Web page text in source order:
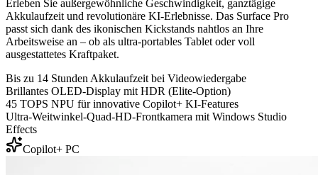
Erleben Sie außergewöhnliche Geschwindigkeit, ganztägige
Akkulaufzeit und revolutionäre KI-Erlebnisse. Das Surface Pro
passt sich dank des ikonischen Kickstands nahtlos an Ihre
Arbeitsweise an – ob als ultra-portables Tablet oder voll
ausgestattetes Kraftpaket.
Bis zu 14 Stunden Akkulaufzeit bei Videowiedergabe
Brillantes OLED-Display mit HDR (Elite-Option)
45 TOPS NPU für innovative Copilot+ KI-Features
Ultra-Weitwinkel-Quad-HD-Frontkamera mit Windows Studio
Effects
Copilot+ PC